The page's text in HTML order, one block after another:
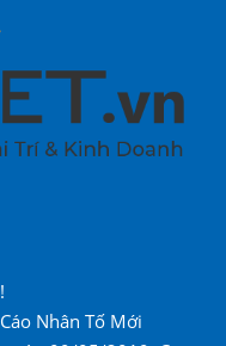
Nhân Tố Mới